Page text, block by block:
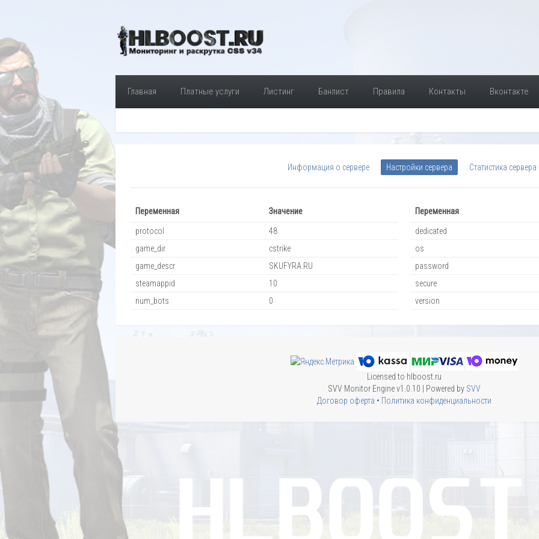
Главная Платные услуги Листинг Банлист Правила Контакты Вконтакте
Информация о сервере Настройки сервера Статистика сервера
Переменная Значение
protocol
48
game_dir
cstrike
game_descr
SKUFYRA.RU
steamappid
10
num_bots
0
Переменная
dedicated
os
password
secure
version
Licensed to hlboost.ru
SVV Monitor Engine v1.0.10 | Powered by SVV
Договор оферта • Политика конфиденциальности